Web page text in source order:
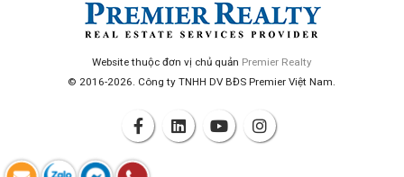
Website thuộc đơn vị chủ quản Premier Realty
© 2016-2026. Công ty TNHH DV BĐS Premier Việt Nam.